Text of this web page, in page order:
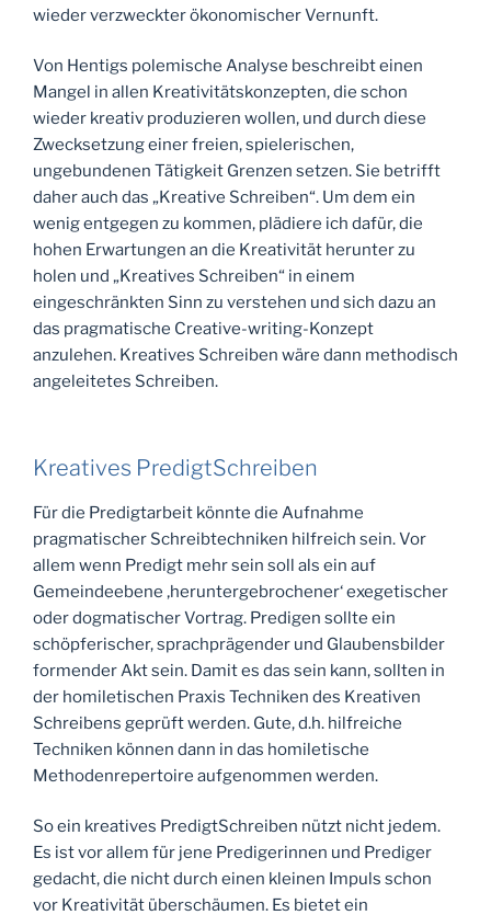
wieder verzweckter ökonomischer Vernunft.
Von Hentigs polemische Analyse beschreibt einen
Mangel in allen Kreativitätskonzepten, die schon
wieder kreativ produzieren wollen, und durch diese
Zwecksetzung einer freien, spielerischen,
ungebundenen Tätigkeit Grenzen setzen. Sie betrifft
daher auch das „Kreative Schreiben“. Um dem ein
wenig entgegen zu kommen, plädiere ich dafür, die
hohen Erwartungen an die Kreativität herunter zu
holen und „Kreatives Schreiben“ in einem
eingeschränkten Sinn zu verstehen und sich dazu an
das pragmatische Creative-writing-Konzept
anzulehen. Kreatives Schreiben wäre dann methodisch
angeleitetes Schreiben.
Kreatives PredigtSchreiben
Für die Predigtarbeit könnte die Aufnahme
pragmatischer Schreibtechniken hilfreich sein. Vor
allem wenn Predigt mehr sein soll als ein auf
Gemeindeebene ‚heruntergebrochener‘ exegetischer
oder dogmatischer Vortrag. Predigen sollte ein
schöpferischer, sprachprägender und Glaubensbilder
formender Akt sein. Damit es das sein kann, sollten in
der homiletischen Praxis Techniken des Kreativen
Schreibens geprüft werden. Gute, d.h. hilfreiche
Techniken können dann in das homiletische
Methodenrepertoire aufgenommen werden.
So ein kreatives PredigtSchreiben nützt nicht jedem.
Es ist vor allem für jene Predigerinnen und Prediger
gedacht, die nicht durch einen kleinen Impuls schon
vor Kreativität überschäumen. Es bietet ein